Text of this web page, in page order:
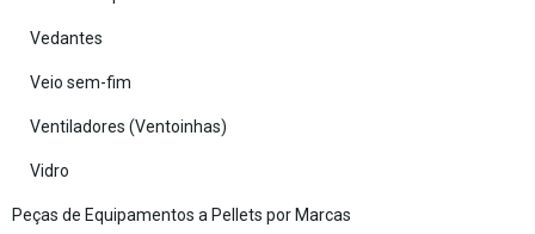
Vedantes
Veio sem-fim
Ventiladores (Ventoinhas)
Vidro
Peças de Equipamentos a Pellets por Marcas